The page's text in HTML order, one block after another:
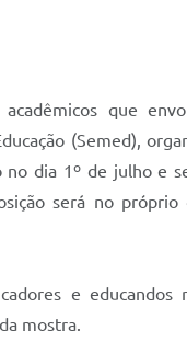
que
(Semed),
no dia 1º de julho e
será no próprio
e educandos
mostra.